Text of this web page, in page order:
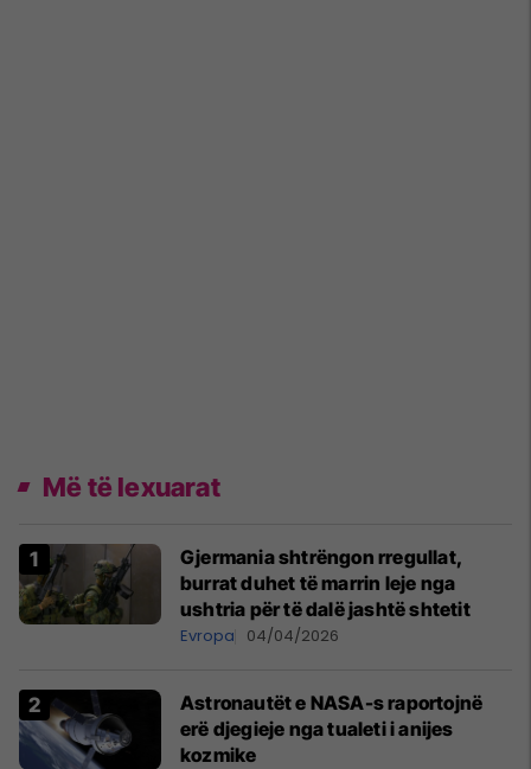
Më të lexuarat
Gjermania shtrëngon rregullat,
burrat duhet të marrin leje nga
ushtria për të dalë jashtë shtetit
Evropa 04/04/2026
Astronautët e NASA-s raportojnë
erë djegieje nga tualeti i anijes
kozmike